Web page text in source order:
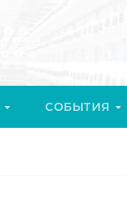
СОБЫТИЯ